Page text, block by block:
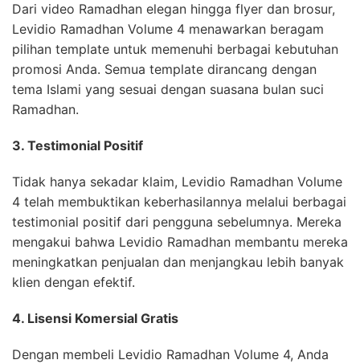
Dari video Ramadhan elegan hingga flyer dan brosur,
Levidio Ramadhan Volume 4 menawarkan beragam
pilihan template untuk memenuhi berbagai kebutuhan
promosi Anda. Semua template dirancang dengan
tema Islami yang sesuai dengan suasana bulan suci
Ramadhan.
3. Testimonial Positif
Tidak hanya sekadar klaim, Levidio Ramadhan Volume
4 telah membuktikan keberhasilannya melalui berbagai
testimonial positif dari pengguna sebelumnya. Mereka
mengakui bahwa Levidio Ramadhan membantu mereka
meningkatkan penjualan dan menjangkau lebih banyak
klien dengan efektif.
4. Lisensi Komersial Gratis
Dengan membeli Levidio Ramadhan Volume 4, Anda